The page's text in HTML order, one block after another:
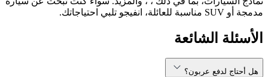
مدمجة أو SUV مناسبة للعائلة، انفيجو تلبي احتياجاتك.
الأسئلة الشائعة
هل أحتاج لدفع عربون؟